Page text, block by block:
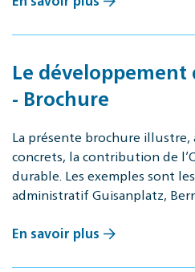
Le développement
- Brochure
La présente brochure illustre,
concrets, la contribution de
durable. Les exemples sont
administratif Guisanplatz,
En savoir plus